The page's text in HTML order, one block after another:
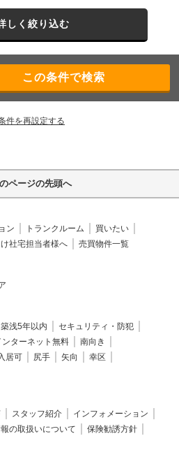
しく絞り込む
件を再設定する
ページの先頭へ
ン トランクルーム
買いたい
社宅担当者様へ 売買物件一覧
浅5年以内
セキュリティ・防犯
ンターネット無料
南向き
居可 尻手 矢向
幸区
スタッフ紹介
インフォメーション
の取扱いについて
保険勧誘方針